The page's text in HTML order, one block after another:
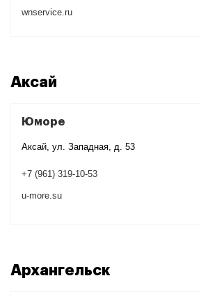
wnservice.ru
Аксай
Юморе
Аксай, ул. Западная, д. 53
+7 (961) 319-10-53
u-more.su
Архангельск